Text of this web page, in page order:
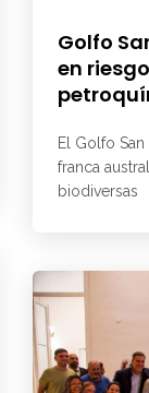
Golfo
en
El Golfo
franca
biodiversas